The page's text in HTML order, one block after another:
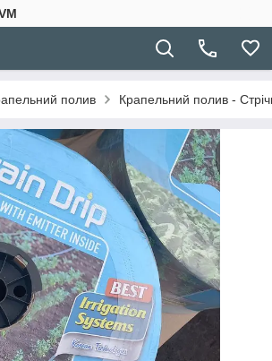
полив Крапельний полив -